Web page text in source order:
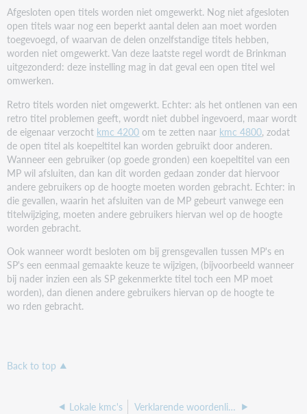
Afgesloten open titels worden niet omgewerkt. Nog niet afgesloten
open titels waar nog een beperkt aantal delen aan moet worden
toegevoegd, of waarvan de delen onzelfstandige titels hebben,
worden niet omgewerkt. Van deze laatste regel wordt de Brinkman
uitgezonderd: deze instelling mag in dat geval een open titel wel
omwerken.
Retro titels worden niet omgewerkt. Echter: als het ontlenen van een
retro titel problemen geeft, wordt niet dubbel ingevoerd, maar wordt
de eigenaar verzocht kmc 4200 om te zetten naar kmc 4800, zodat
de open titel als koepeltitel kan worden gebruikt door anderen.
Wanneer een gebruiker (op goede gronden) een koepeltitel van een
MP wil afsluiten, dan kan dit worden gedaan zonder dat hiervoor
andere gebruikers op de hoogte moeten worden gebracht. Echter: in
die gevallen, waarin het afsluiten van de MP gebeurt vanwege een
titelwijziging, moeten andere gebruikers hiervan wel op de hoogte
worden gebracht.
Ook wanneer wordt besloten om bij grensgevallen tussen MP's en
SP's een eenmaal gemaakte keuze te wijzigen, (bijvoorbeeld wanneer
bij nader inzien een als SP gekenmerkte titel toch een MP moet
worden), dan dienen andere gebruikers hiervan op de hoogte te
wo rden gebracht.
Back to top
Lokale kmc's Verklarende woordenlijst